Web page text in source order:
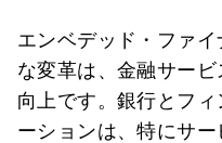
エンベデッド・ファ
な変革は、金融サー
向上です。銀行とフ
ーションは、特にサ